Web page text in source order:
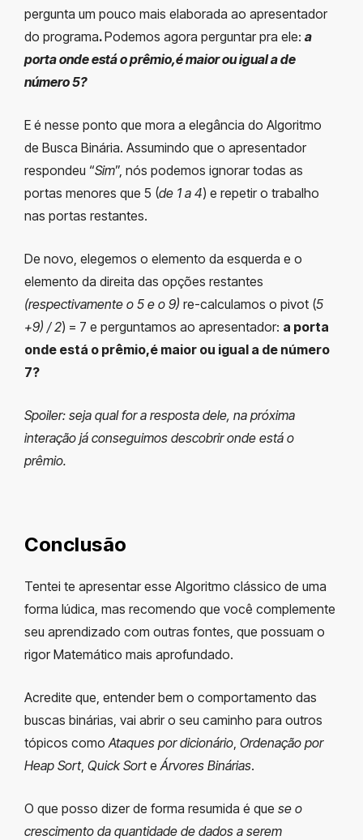
pergunta um pouco mais elaborada ao apresentador
do programa.Podemos agora perguntar pra ele: a
porta onde está o prêmio,é maior ou igual a de
número 5?
E é nesse ponto que mora a elegância do Algoritmo
de Busca Binária. Assumindo que o apresentador
respondeu “Sim”, nós podemos ignorar todas as
portas menores que 5 (de 1 a 4) e repetir o trabalho
nas portas restantes.
De novo, elegemos o elemento da esquerda e o
elemento da direita das opções restantes
(respectivamente o 5 e o 9) re-calculamos o pivot (5
+9) / 2) = 7 e perguntamos ao apresentador: a porta
onde está o prêmio,é maior ou igual a de número
7?
Spoiler: seja qual for a resposta dele, na próxima
interação já conseguimos descobrir onde está o
prêmio.
Conclusão
Tentei te apresentar esse Algoritmo clássico de uma
forma lúdica, mas recomendo que você complemente
seu aprendizado com outras fontes, que possuam o
rigor Matemático mais aprofundado.
Acredite que, entender bem o comportamento das
buscas binárias, vai abrir o seu caminho para outros
tópicos como Ataques por dicionário Ordenação por
Heap Sort, Quick Sorte Árvores Binárias.
O que posso dizer de forma resumida é que se o
crescimento da quantidade de dados a serem